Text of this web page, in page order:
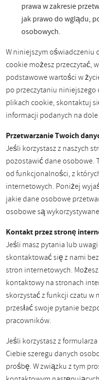
prawa w zakresie
jak prawo do wglądu,
osobowych.
W niniejszym
cookie możesz przeczytać,
podstawowe wartości w
po przeczytaniu
plikach cookie, skontaktuj
informacji podanych na
Przetwarzanie Twoich
Jeśli korzystasz z naszych
pozostawić dane osobowe.
od funkcjonalności, z
internetowych. Poniżej
jakie dane osobowe
osobowe są
Kontakt przez stronę
Jeśli masz pytania lub
skontaktować się z nami
stron internetowych.
kontaktowy na stronach
skorzystać z funkcji czatu w
przesłać swoje pytanie
pracowników.
Jeśli korzystasz z
Ciebie szeregu danych
prośbę. W związku z tym